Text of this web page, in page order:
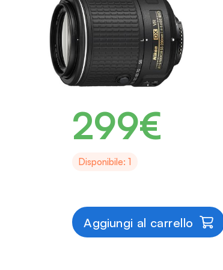
299€
Disponibile: 1
Aggiungi al carrello